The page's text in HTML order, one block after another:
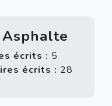
Asphalte
écrits : 5
écrits : 28